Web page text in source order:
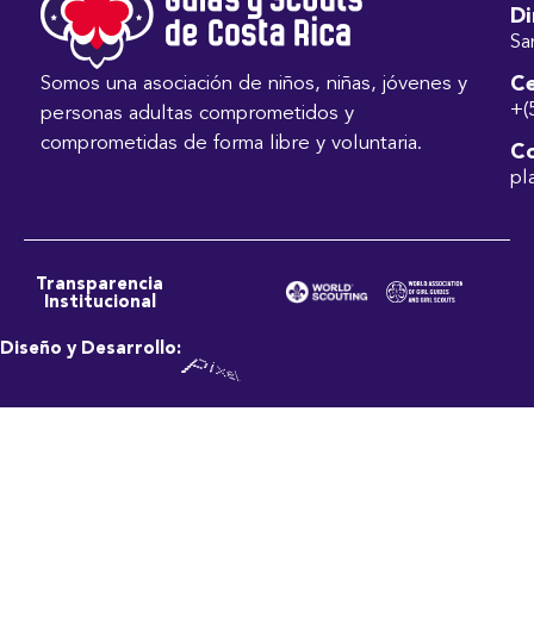
Somos una asociación de niños, niñas, jóvenes y
personas adultas comprometidos y
comprometidas de forma libre y voluntaria.
Transparencia
Institucional
Diseño y Desarrollo: